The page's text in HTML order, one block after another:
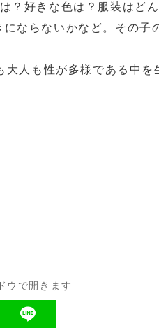
？好きな色は？服装はど
にならないかなど。その子
大人も性が多様である中を
ウで開きます